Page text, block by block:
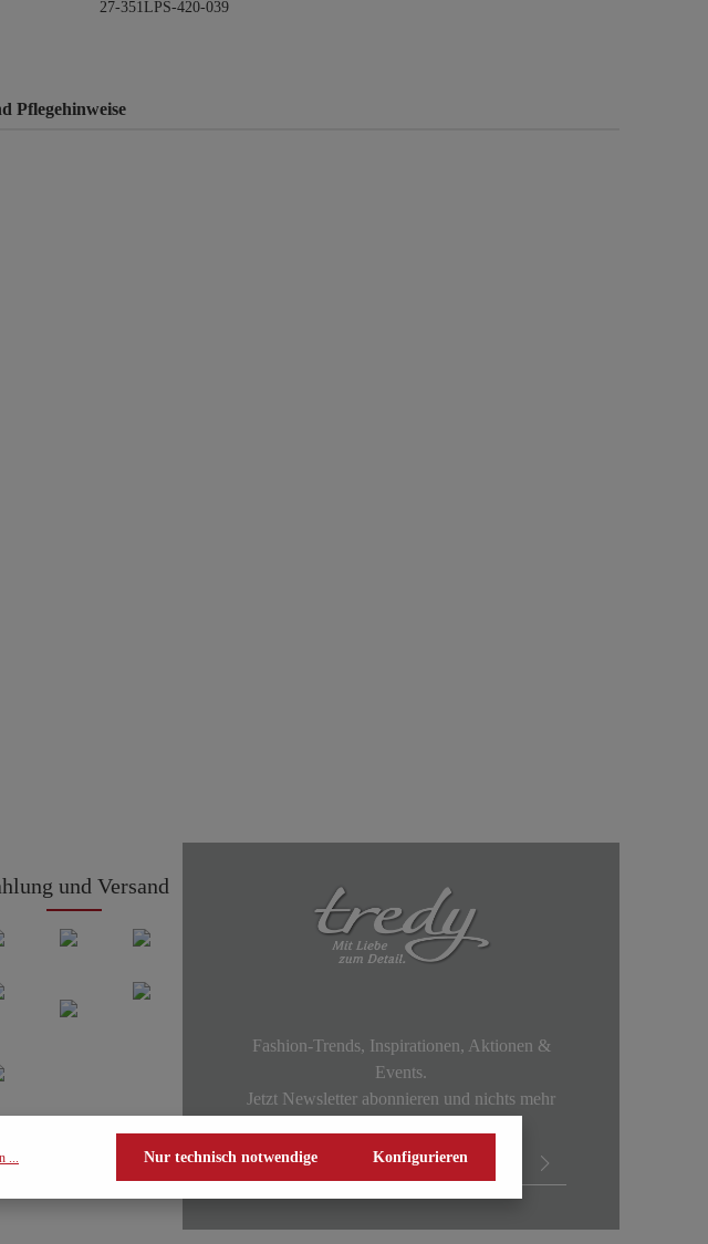
27-351LPS-420-039
Pflegehinweise
und Versand
Fashion-Trends, Inspirationen, Aktionen &
Events.
Jetzt Newsletter abonnieren und nichts mehr
Nur technisch notwendige Konfigurieren